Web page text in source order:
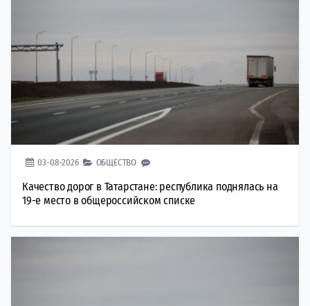
03-08-2026 ОБЩЕСТВО
Качество дорог в Татарстане: республика поднялась на
19-е место в общероссийском списке